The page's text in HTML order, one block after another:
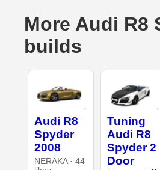
More Audi R8
builds
Audi R8
Spyder
2008
NERAKA · 44
Tuning
Audi R8
Spyder 2
Door